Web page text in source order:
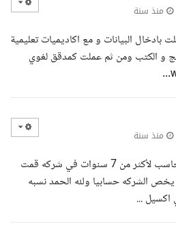
منذ سنة
البيانات و مع اكاديميات تعليمية
و الكتب ومن ثم عملت كمدقق لغوي
منذ سنة
السلام عليكم انا كنت اعمل كمحاسب لأكثر من 7 سنوات في شركه قمت
يخص الشركه حسابيا ولله الحمد نسبه
اكسيل ...